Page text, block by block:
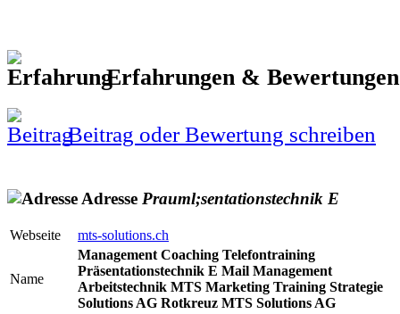
Erfahrungen &
Beitrag oder Bewertung schreiben
Adresse Prauml;sentationstechnik E
Webseite mts-solutions.ch
Name
Management Coaching Telefontraining
Präsentationstechnik E Mail Management
Arbeitstechnik MTS Marketing Training Strategie
Solutions AG Rotkreuz MTS Solutions AG